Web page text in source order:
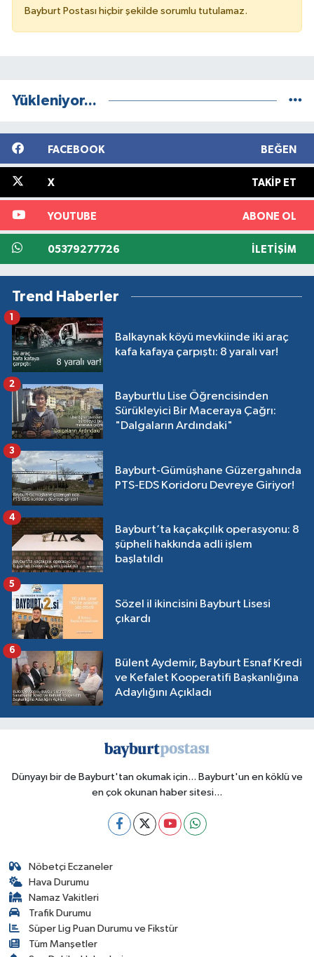
Bayburt Postası hiçbir şekilde sorumlu tutulamaz.
Yükleniyor...
FACEBOOK BEĞEN
X TAKIP ET
YOUTUBE ABONE OL
05379277726 İLETIŞIM
Trend Haberler
Balkaynak köyü mevkiinde iki araç
kafa kafaya çarpıştı: 8 yaralı var!
1
Bayburtlu Lise Öğrencisinden
Sürükleyici Bir Maceraya Çağrı:
"Dalgaların Ardındaki"
2
Bayburt-Gümüşhane Güzergahında
PTS-EDS Koridoru Devreye Giriyor!
3
Bayburt’ta kaçakçılık operasyonu: 8
şüpheli hakkında adli işlem
başlatıldı
4
Sözel il ikincisini Bayburt Lisesi
çıkardı
5
Bülent Aydemir, Bayburt Esnaf Kredi
ve Kefalet Kooperatifi Başkanlığına
Adaylığını Açıkladı
6
Dünyayı bir de Bayburt'tan okumak için... Bayburt'un en köklü ve
en çok okunan haber sitesi...
Nöbetçi Eczaneler
Hava Durumu
Namaz Vakitleri
Trafik Durumu
Süper Lig Puan Durumu ve Fikstür
Tüm Manşetler